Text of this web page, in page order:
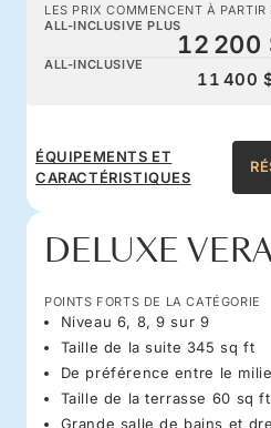
LES PRIX COMMENCENT À PARTIR
ALL-INCLUSIVE PLUS
12 200
ALL-INCLUSIVE
11 400
ÉQUIPEMENTS ET
CARACTÉRISTIQUES
DELUXE
POINTS FORTS DE LA CATÉGORIE
Niveau 6, 8, 9 sur 9
Taille de la suite 345 sq ft
De préférence entre le
Taille de la terrasse 60 sq ft
Grande salle de bains et